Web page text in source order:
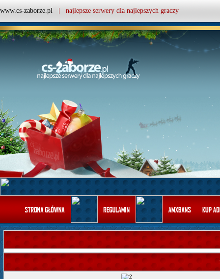
www.cs-zaborze.pl | najlepsze serwery dla najlepszych graczy